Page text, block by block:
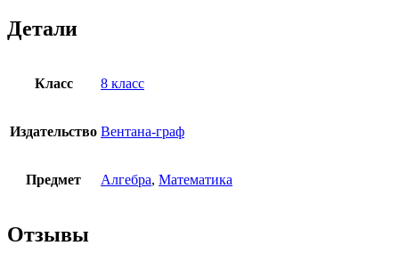
Е.М.
Детали
Класс 8 класс
Издательство Вентана-граф
Предмет Алгебра, Математика
Отзывы